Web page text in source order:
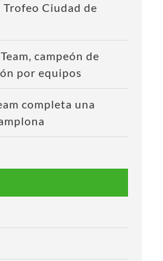
Ciudad de
campeón de
por equipos
completa una